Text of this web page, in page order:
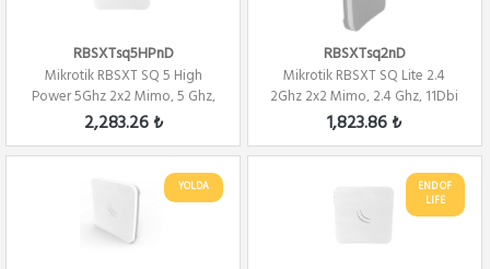
RBSXTsq5HPnD
Mikrotik RBSXT SQ 5 High
Power 5Ghz 2x2 Mimo, 5 Ghz,
16Dbi Level 4
2,283.26 ₺
RBSXTsq2nD
Mikrotik RBSXT SQ Lite 2.4
2Ghz 2x2 Mimo, 2.4 Ghz, 11Dbi
Alıcı 80...
1,823.86 ₺
YOLDA
END OF
LIFE